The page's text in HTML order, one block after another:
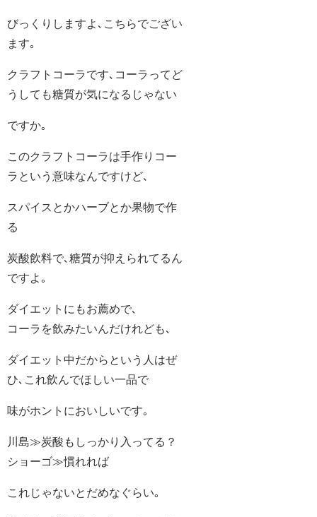
びっくりしますよ､こちらでござい
ます｡
クラフトコーラです､コーラってど
うしても糖質が気になるじゃない
ですか｡
このクラフトコーラは手作りコー
ラという意味なんですけど､
スパイスとかハーブとか果物で作
る
炭酸飲料で､糖質が抑えられてるん
ですよ｡
ダイエットにもお薦めで､
コーラを飲みたいんだけれども､
ダイエット中だからという人はぜ
ひ､これ飲んでほしい一品で
味がホントにおいしいです｡
川島≫炭酸もしっかり入ってる？
ショーゴ≫慣れれば
これじゃないとだめなぐらい｡